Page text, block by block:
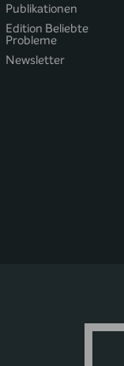
Publikationen
Edition Beliebte
Probleme
Newsletter